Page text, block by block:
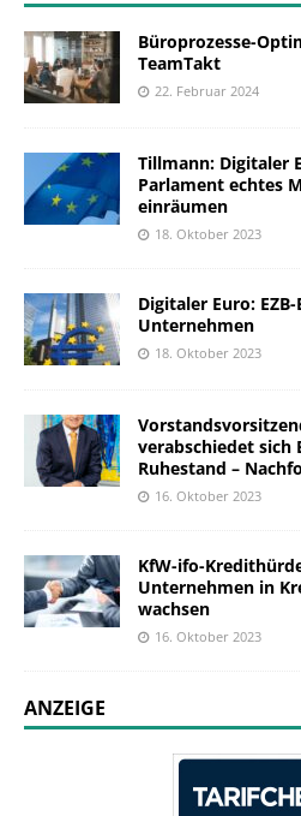
Büroprozesse-
TeamTakt
22. Februar 2024
Tillmann: Digitaler
Parlament echtes
einräumen
18. Oktober 2023
Digitaler Euro:
Unternehmen
18. Oktober 2023
verabschiedet sich
Ruhestand –
16. Oktober 2023
KfW-ifo-
Unternehmen in
wachsen
16. Oktober 2023
ANZEIGE